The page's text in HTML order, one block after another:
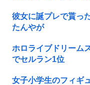
彼女に誕プレで貰っ
たんやが
ホロライブドリーム
でセルラン1位
女子小学生のフィギ